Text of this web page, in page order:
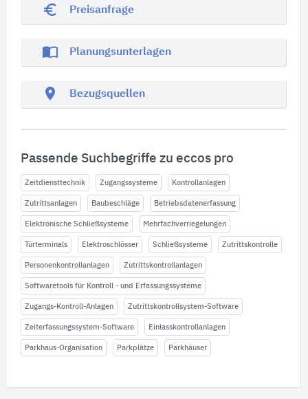
euro_symbol Preisanfrage
import_contacts Planungsunterlagen
location_on Bezugsquellen
Passende Suchbegriffe zu eccos pro
Zeitdiensttechnik Zugangssysteme Kontrollanlagen
Zutrittsanlagen Baubeschläge Betriebsdatenerfassung
Elektronische Schließsysteme Mehrfachverriegelungen
Türterminals Elektroschlösser Schließsysteme Zutrittskontrolle
Personenkontrollanlagen Zutrittskontrollanlagen
Softwaretools für Kontroll - und Erfassungssysteme
Zugangs-Kontroll-Anlagen Zutrittskontrollsystem-Software
Zeiterfassungssystem-Software Einlasskontrollanlagen
Parkhaus-Organisation Parkplätze Parkhäuser